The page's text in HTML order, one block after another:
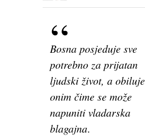
Bosna posjeduje sve
potrebno za prijatan
ljudski život, a obiluje
onim čime se može
napuniti vladarska
blagajna.